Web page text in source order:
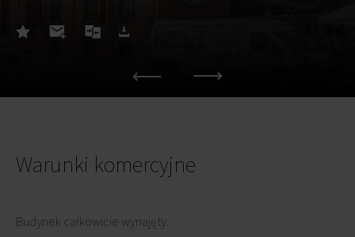
Warunki komercyjne
Budynek całkowicie wynajęty.